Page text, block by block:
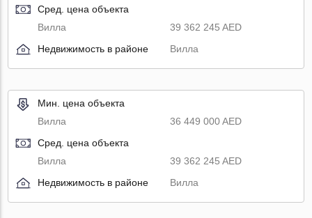
Сред. цена объекта
Вилла
39 362 245 AED
Недвижимость в районе
Вилла
Мин. цена объекта
Вилла
36 449 000 AED
Сред. цена объекта
Вилла
39 362 245 AED
Недвижимость в районе
Вилла